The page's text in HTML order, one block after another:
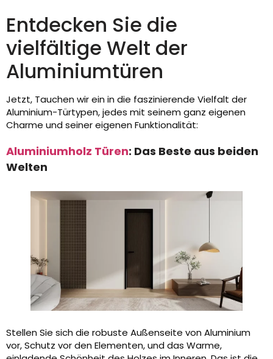
Entdecken Sie die
vielfältige Welt der
Aluminiumtüren
Jetzt, Tauchen wir ein in die faszinierende Vielfalt der
Aluminium-Türtypen, jedes mit seinem ganz eigenen
Charme und seiner eigenen Funktionalität:
Aluminiumholz Türen: Das Beste aus beiden
Welten
Stellen Sie sich die robuste Außenseite von Aluminium
vor, Schutz vor den Elementen, und das Warme,